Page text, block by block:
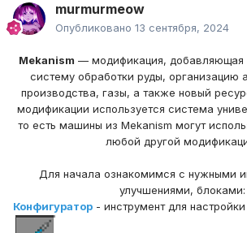
murmurmeow
Опубликовано 13 сентября, 2024
Mekanism — модификация, добавляющая
систему обработки руды, организацию
производства, газы, а также новый
модификации используется система
то есть машины из Mekanism могут
любой другой
Для начала ознакомимся с нужными
улучшениями, блоками:
Конфигуратор - инструмент для